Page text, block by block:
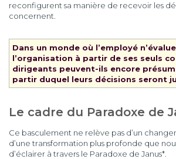
reconfigurent sa manière de recevoir les
concernent.
Dans un monde où l’employé
l’organisation à partir de ses seuls
dirigeants peuvent-ils encore
partir duquel leurs décisions seront
Le cadre du Paradoxe de
Ce basculement ne relève pas d’un
d’une transformation plus profonde que
d’éclairer à travers le Paradoxe de Janus*.